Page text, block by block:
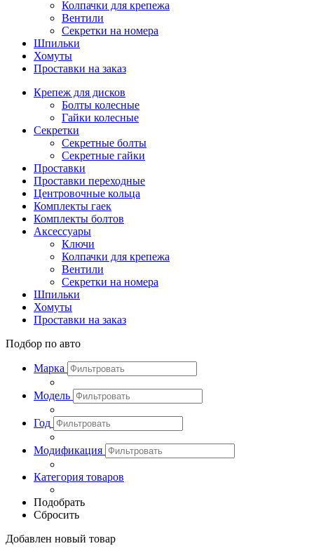
Колпачки для крепежа
Вентили
Секретки на номера
Шпильки
Хомуты
Проставки на заказ
Крепеж для дисков
Болты колесные
Гайки колесные
Секретки
Секретные болты
Секретные гайки
Проставки
Проставки переходные
Центровочные кольца
Комплекты гаек
Комплекты болтов
Аксессуары
Ключи
Колпачки для крепежа
Вентили
Секретки на номера
Шпильки
Хомуты
Проставки на заказ
Подбор по авто
Марка
Модель
Год
Модификация
Категория товаров
Подобрать
Сбросить
Добавлен новый товар